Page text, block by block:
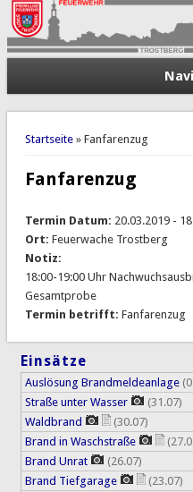
Sie sind hier
Startseite» Fanfarenzug
Fanfarenzug
Termin Datum: 20.03.2019 -
Ort: Feuerwache Trostberg
Notiz:
18:00-19:00 Uhr
Gesamtprobe
Termin betrifft: Fanfarenzug
Einsätze
Auslösung Brandmeldeanlage
Straße unter Wasser
(31.07)
Waldbrand
(30.07)
Brand in Waschstraße
Brand Unrat
(26.07)
Brand Tiefgarage
(23.07)